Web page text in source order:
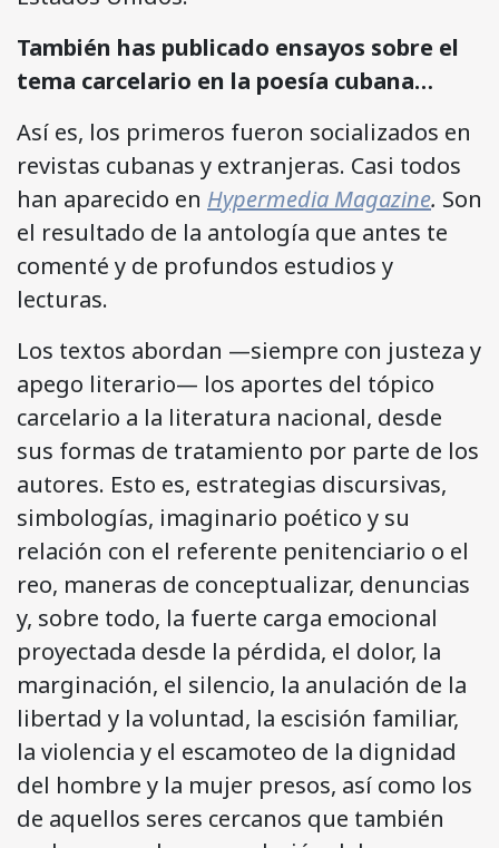
También has publicado ensayos sobre el
tema carcelario en la poesía cubana…
Así es, los primeros fueron socializados en
revistas cubanas y extranjeras. Casi todos
han aparecido en Hypermedia Magazine. Son
el resultado de la antología que antes te
comenté y de profundos estudios y
lecturas.
Los textos abordan —siempre con justeza y
apego literario— los aportes del tópico
carcelario a la literatura nacional, desde
sus formas de tratamiento por parte de los
autores. Esto es, estrategias discursivas,
simbologías, imaginario poético y su
relación con el referente penitenciario o el
reo, maneras de conceptualizar, denuncias
y, sobre todo, la fuerte carga emocional
proyectada desde la pérdida, el dolor, la
marginación, el silencio, la anulación de la
libertad y la voluntad, la escisión familiar,
la violencia y el escamoteo de la dignidad
del hombre y la mujer presos, así como los
de aquellos seres cercanos que también